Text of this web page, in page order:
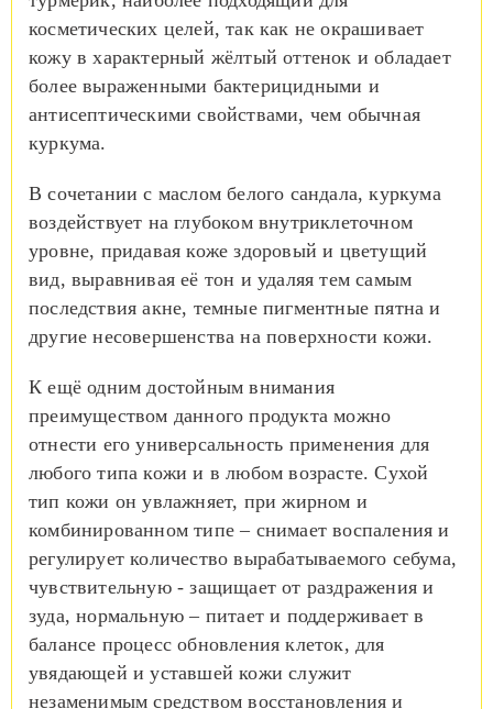
косметических целей, так как не окрашивает
кожу в характерный жёлтый оттенок и обладает
более выраженными бактерицидными и
антисептическими свойствами, чем обычная
куркума.
В сочетании с маслом белого сандала, куркума
воздействует на глубоком внутриклеточном
уровне, придавая коже здоровый и цветущий
вид, выравнивая её тон и удаляя тем самым
последствия акне, темные пигментные пятна и
другие несовершенства на поверхности кожи.
К ещё одним достойным внимания
преимуществом данного продукта можно
отнести его универсальность применения для
любого типа кожи и в любом возрасте. Сухой
тип кожи он увлажняет, при жирном и
комбинированном типе – снимает воспаления и
регулирует количество вырабатываемого себума,
чувствительную - защищает от раздражения и
зуда, нормальную – питает и поддерживает в
балансе процесс обновления клеток, для
увядающей и уставшей кожи служит
незаменимым средством восстановления и